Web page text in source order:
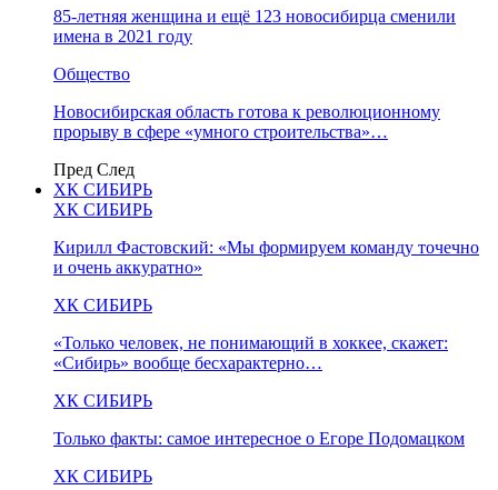
85-летняя женщина и ещё 123 новосибирца сменили
имена в 2021 году
Общество
Новосибирская область готова к революционному
прорыву в сфере «умного строительства»…
Пред След
ХК СИБИРЬ
ХК СИБИРЬ
Кирилл Фастовский: «Мы формируем команду точечно
и очень аккуратно»
ХК СИБИРЬ
«Только человек, не понимающий в хоккее, скажет:
«Сибирь» вообще бесхарактерно…
ХК СИБИРЬ
Только факты: самое интересное о Егоре Подомацком
ХК СИБИРЬ